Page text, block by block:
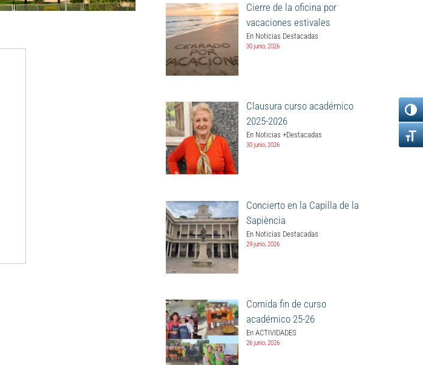
Cierre de la oficina por
vacaciones estivales
En Noticias Destacadas
30 junio, 2026
Clausura curso académico
2025-2026
En Noticias +Destacadas
30 junio, 2026
Concierto en la Capilla de la
Sapiència
En Noticias Destacadas
29 junio, 2026
Comida fin de curso
académico 25-26
En ACTIVIDADES
26 junio, 2026